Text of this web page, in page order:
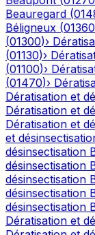
Beauregard (
Béligneux (01360
(01300)›
(01130)›
(01100)›
(01470)›
Dératisation et
Dératisation et
Dératisation et
et
désinsectisation
désinsectisation
désinsectisation
désinsectisation
désinsectisation
Dératisation et